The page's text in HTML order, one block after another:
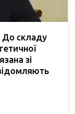
До складу
зі